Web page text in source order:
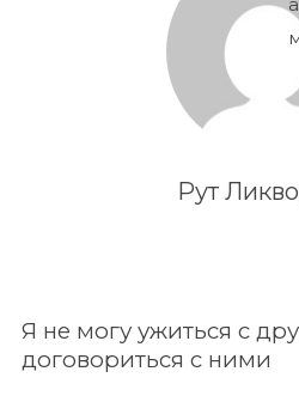
Рут
Я не могу ужиться с
договориться с ними